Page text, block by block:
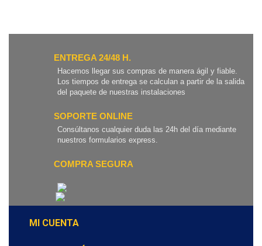
ENTREGA 24/48 H.
Hacemos llegar sus compras de manera ágil y fiable.
Los tiempos de entrega se calculan a partir de la salida
del paquete de nuestras instalaciones
SOPORTE ONLINE
Consúltanos cualquier duda las 24h del día mediante
nuestros formularios express.
COMPRA SEGURA
MI CUENTA